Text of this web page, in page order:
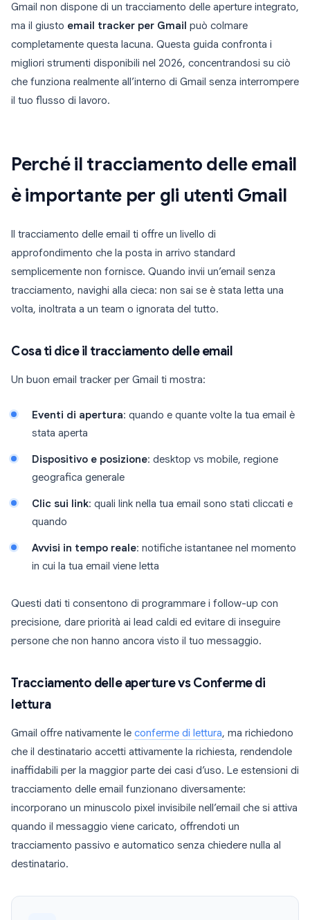
Gmail non dispone di un tracciamento delle aperture integrato,
ma il giusto email tracker per Gmail può colmare
completamente questa lacuna. Questa guida confronta i
migliori strumenti disponibili nel 2026, concentrandosi su ciò
che funziona realmente all’interno di Gmail senza interrompere
il tuo flusso di lavoro.
Perché il tracciamento delle email
è importante per gli utenti Gmail
Il tracciamento delle email ti offre un livello di
approfondimento che la posta in arrivo standard
semplicemente non fornisce. Quando invii un’email senza
tracciamento, navighi alla cieca: non sai se è stata letta una
volta, inoltrata a un team o ignorata del tutto.
Cosa ti dice il tracciamento delle email
Un buon email tracker per Gmail ti mostra:
Eventi di apertura: quando e quante volte la tua email è
stata aperta
Dispositivo e posizione: desktop vs mobile, regione
geografica generale
Clic sui link: quali link nella tua email sono stati cliccati e
quando
Avvisi in tempo reale: notifiche istantanee nel momento
in cui la tua email viene letta
Questi dati ti consentono di programmare i follow-up con
precisione, dare priorità ai lead caldi ed evitare di inseguire
persone che non hanno ancora visto il tuo messaggio.
Tracciamento delle aperture vs Conferme di
lettura
Gmail offre nativamente le conferme di lettura, ma richiedono
che il destinatario accetti attivamente la richiesta, rendendole
inaffidabili per la maggior parte dei casi d’uso. Le estensioni di
tracciamento delle email funzionano diversamente:
incorporano un minuscolo pixel invisibile nell’email che si attiva
quando il messaggio viene caricato, offrendoti un
tracciamento passivo e automatico senza chiedere nulla al
destinatario.